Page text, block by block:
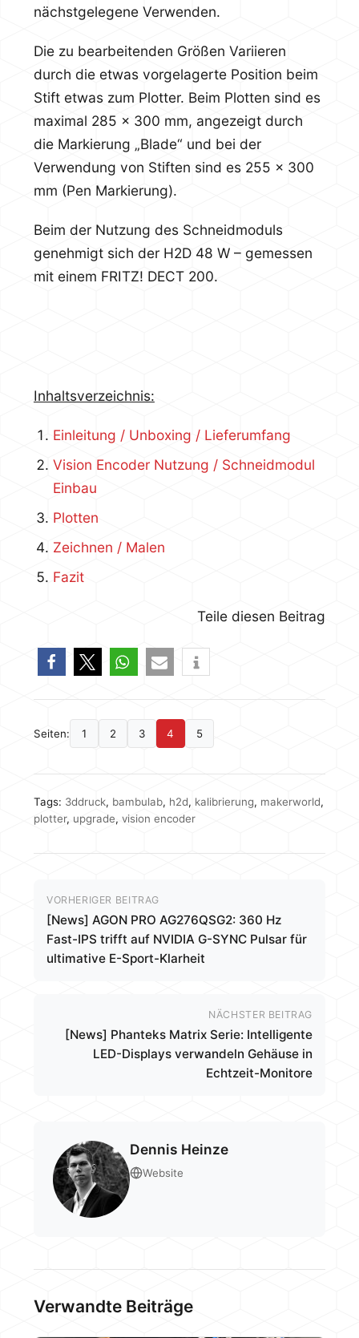
nächstgelegene Verwenden.
Die zu bearbeitenden Größen Variieren
durch die etwas vorgelagerte Position beim
Stift etwas zum Plotter. Beim Plotten sind es
maximal 285 x 300 mm, angezeigt durch
die Markierung „Blade“ und bei der
Verwendung von Stiften sind es 255 x 300
mm (Pen Markierung).
Beim der Nutzung des Schneidmoduls
genehmigt sich der H2D 48 W – gemessen
mit einem FRITZ! DECT 200.
Inhaltsverzeichnis:
Einleitung / Unboxing / Lieferumfang
Vision Encoder Nutzung / Schneidmodul
Einbau
Plotten
Zeichnen / Malen
Fazit
Teile diesen Beitrag
Seiten: 1 2 3 4 5
Tags: 3ddruck, bambulab, h2d, kalibrierung, makerworld,
plotter, upgrade, vision encoder
VORHERIGER BEITRAG
[News] AGON PRO AG276QSG2: 360 Hz
Fast-IPS trifft auf NVIDIA G-SYNC Pulsar für
ultimative E-Sport-Klarheit
NÄCHSTER BEITRAG
[News] Phanteks Matrix Serie: Intelligente
LED-Displays verwandeln Gehäuse in
Echtzeit-Monitore
Dennis Heinze
Website
Verwandte Beiträge